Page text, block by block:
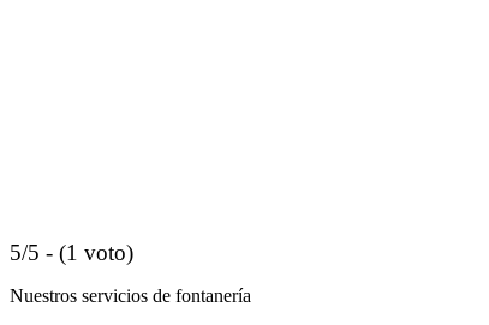
5/5 - (1 voto)
Nuestros servicios de fontanería